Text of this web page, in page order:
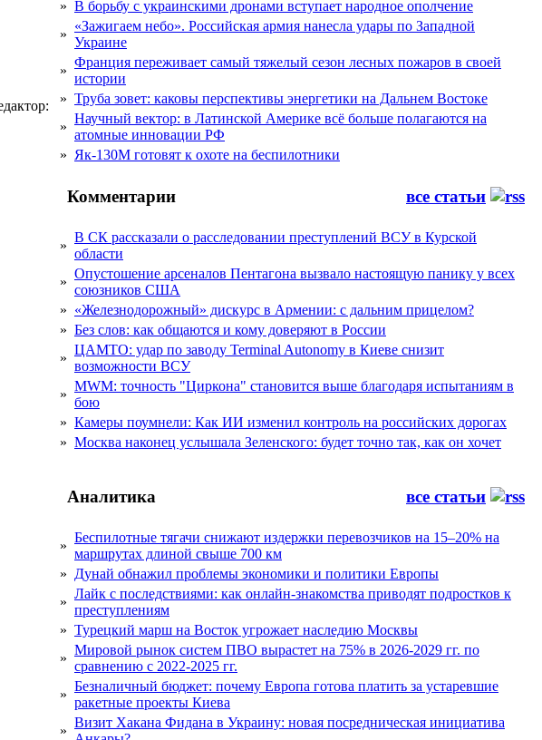
» В борьбу с украинскими дронами вступает народное ополчение
»
«Зажигаем небо». Российская армия нанесла удары по Западной
Украине
»
Франция переживает самый тяжелый сезон лесных пожаров в своей
истории
» Труба зовет: каковы перспективы энергетики на Дальнем Востоке
»
Научный вектор: в Латинской Америке всё больше полагаются на
атомные инновации РФ
» Як-130М готовят к охоте на беспилотники
Комментарии все статьи
»
В СК рассказали о расследовании преступлений ВСУ в Курской
области
»
Опустошение арсеналов Пентагона вызвало настоящую панику у всех
союзников США
» «Железнодорожный» дискурс в Армении: с дальним прицелом?
» Без слов: как общаются и кому доверяют в России
»
ЦАМТО: удар по заводу Terminal Autonomy в Киеве снизит
возможности ВСУ
»
MWM: точность "Циркона" становится выше благодаря испытаниям в
бою
» Камеры поумнели: Как ИИ изменил контроль на российских дорогах
» Москва наконец услышала Зеленского: будет точно так, как он хочет
Аналитика все статьи
»
Беспилотные тягачи снижают издержки перевозчиков на 15–20% на
маршрутах длиной свыше 700 км
» Дунай обнажил проблемы экономики и политики Европы
»
Лайк с последствиями: как онлайн-знакомства приводят подростков к
преступлениям
» Турецкий марш на Восток угрожает наследию Москвы
»
Мировой рынок систем ПВО вырастет на 75% в 2026-2029 гг. по
сравнению с 2022-2025 гг.
»
Безналичный бюджет: почему Европа готова платить за устаревшие
ракетные проекты Киева
»
Визит Хакана Фидана в Украину: новая посредническая инициатива